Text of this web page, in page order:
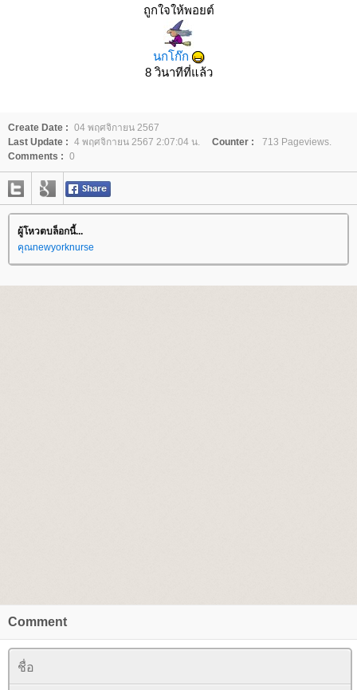
ถูกใจให้พอยต์
นกโก๊ก
8 วินาทีที่แล้ว
Create Date : 04 พฤศจิกายน 2567
Last Update : 4 พฤศจิกายน 2567 2:07:04 น. Counter :
713 Pageviews.
Comments : 0
ผู้โหวตบล็อกนี้...
คุณnewyorknurse
Comment